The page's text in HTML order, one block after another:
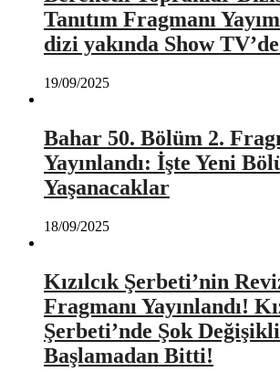
Tanıtım Fragmanı
dizi yakında Show
19/09/2025
Bahar 50. Bölüm 2.
Yayınlandı: İşte Yeni
Yaşanacaklar
18/09/2025
Kızılcık Şerbeti’nin
Fragmanı Yayınlandı!
Şerbeti’nde Şok
Başlamadan Bitti!